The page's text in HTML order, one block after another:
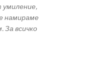
умиление,
намираме
За всичко